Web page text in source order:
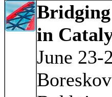
in
June